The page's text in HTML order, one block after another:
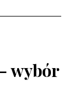
wybór